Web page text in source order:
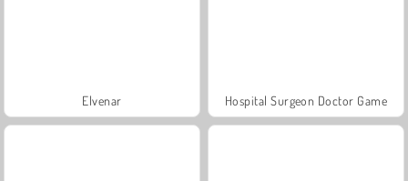
Elvenar Hospital Surgeon Doctor Game